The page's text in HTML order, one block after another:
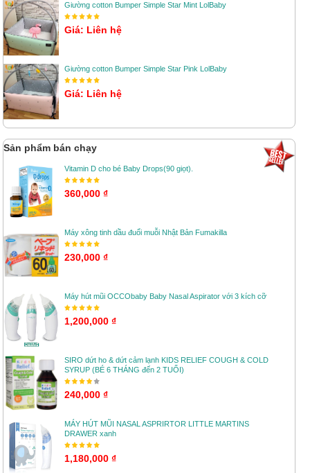
Giường cotton Bumper Simple Star Mint LolBaby
Giá: Liên hệ
Giường cotton Bumper Simple Star Pink LolBaby
Giá: Liên hệ
Sản phẩm bán chạy
Vitamin D cho bé Baby Drops(90 giọt).
360,000 ₫
Máy xông tinh dầu đuổi muỗi Nhật Bản Fumakilla
230,000 ₫
Máy hút mũi OCCObaby Baby Nasal Aspirator với 3 kích cỡ
1,200,000 ₫
SIRO dứt ho & dứt cảm lạnh KIDS RELIEF COUGH & COLD
SYRUP (BÉ 6 THÁNG đến 2 TUỔI)
240,000 ₫
MÁY HÚT MŨI NASAL ASPRIRTOR LITTLE MARTINS
DRAWER xanh
1,180,000 ₫